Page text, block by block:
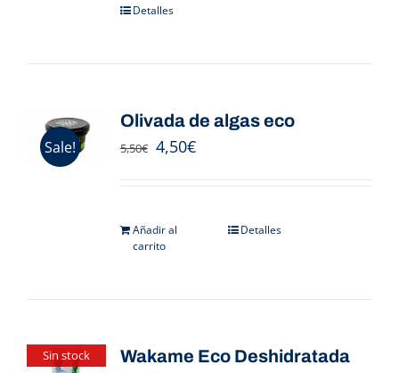
Detalles
Sale!
Olivada de algas eco
5,50€ 4,50€
Añadir al
carrito
Detalles
Sin stock Wakame Eco Deshidratada